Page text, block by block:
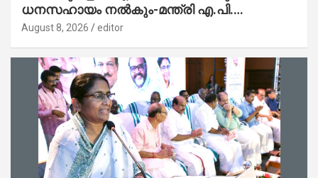
ധനസഹായം നൽകും-മന്ത്രി എ.പി.
അനിൽകുമാർ
August 8, 2026 editor